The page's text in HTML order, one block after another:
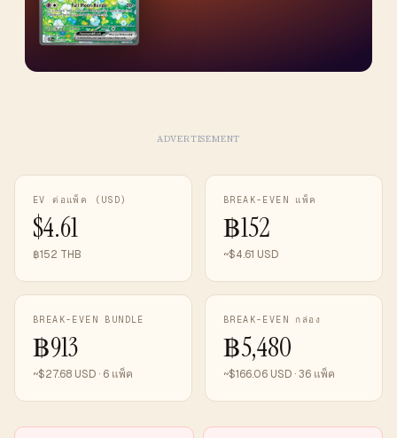
ADVERTISEMENT
EV ต่อแพ็ค (USD)
$4.61
฿152 THB
BREAK-EVEN แพ็ค
฿152
~$4.61 USD
BREAK-EVEN BUNDLE
฿913
~$27.68 USD · 6 แพ็ค
BREAK-EVEN กล่อง
฿5,480
~$166.06 USD · 36 แพ็ค